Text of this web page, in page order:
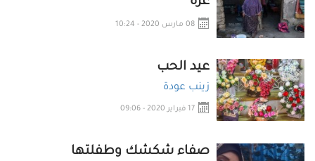
08 مارس 2020 - 10:24
عيد الحب
زينب عودة
17 فبراير 2020 - 09:06
صفاء شكشك وطفلتها